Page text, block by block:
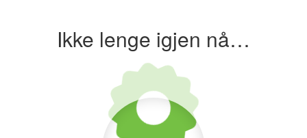
Ikke lenge igjen nå…